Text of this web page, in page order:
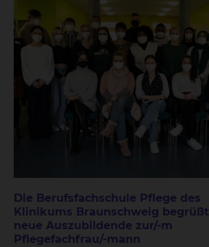
Die Berufsfachschule Pflege des
Klinikums Braunschweig begrüßt
neue Auszubildende zur/-m
Pflegefachfrau/-mann